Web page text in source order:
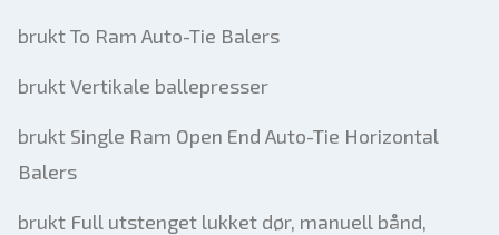
brukt To Ram Auto-Tie Balers
brukt Vertikale ballepresser
brukt Single Ram Open End Auto-Tie Horizontal
Balers
brukt Full utstenget lukket dør, manuell bånd,